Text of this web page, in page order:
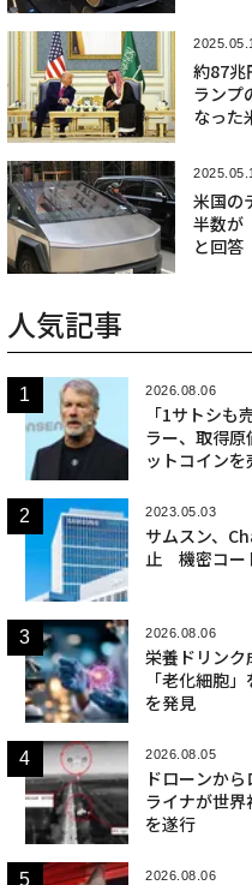
約87兆
ランプ
なった
米国の
半数が
と回答
人気記事
2026.08.06
「1サトシも
ラー、取得
ットコインを
2023.05.03
サムスン、
止 機密コー
2026.08.06
栄養ドリン
「老化細胞
を発見
2026.08.05
ドローンか
ライナが世界
を遂行
2026.08.06